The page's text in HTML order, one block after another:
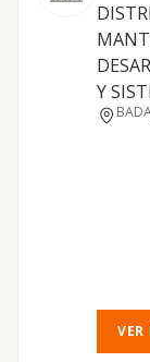
Y
VER